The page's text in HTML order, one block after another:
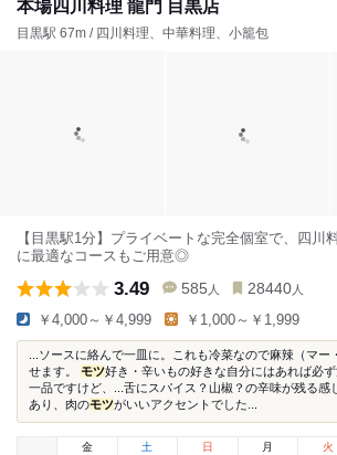
本場四川料理 龍門 目黒店
目黒駅 67m / 四川料理、中華料理、小籠包
【目黒駅1分】プライベートな完全個室で、四川
に最適なコースもご用意◎
3.49 585 人 28440 人
￥4,000～￥4,999 ￥1,000～￥1,999
...ソースに絡んで一皿に。これも冷菜なので麻辣（マ
せます。 モツ好き・辛いもの好きな自分にはあれば必
一品ですけど、...舌にスパイス？山椒？の辛味が残る感
あり、肉のモツがいいアクセントでした...
金
土 日 月 火